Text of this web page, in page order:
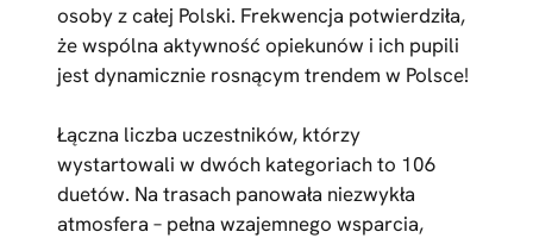
osoby z całej Polski. Frekwencja potwierdziła,
że wspólna aktywność opiekunów i ich pupili
jest dynamicznie rosnącym trendem w Polsce!
Łączna liczba uczestników, którzy
wystartowali w dwóch kategoriach to 106
duetów. Na trasach panowała niezwykła
atmosfera – pełna wzajemnego wsparcia,